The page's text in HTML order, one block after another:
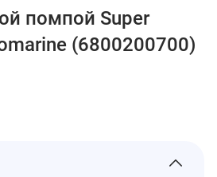
помпой Super
(6800200700)